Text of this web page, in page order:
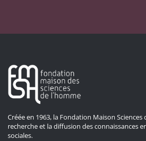
Créée en 1963, la Fondation Maison
recherche et la diffusion des connaissances
sociales.